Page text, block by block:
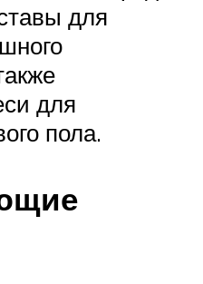
для
для
пола.